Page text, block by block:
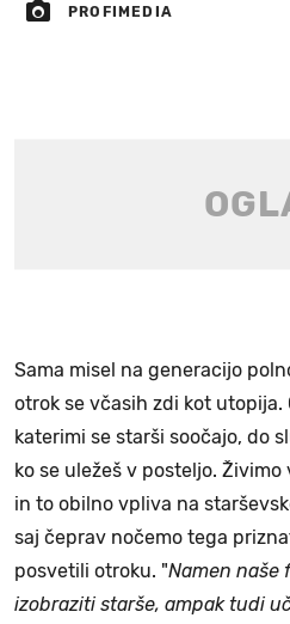
PROFIMEDIA
Sama misel na generacijo
otrok se včasih zdi kot
katerimi se starši soočajo, do
ko se uležeš v posteljo.
in to obilno vpliva na
saj čeprav nočemo tega
posvetili otroku. "Namen naše
izobraziti starše, ampak tudi